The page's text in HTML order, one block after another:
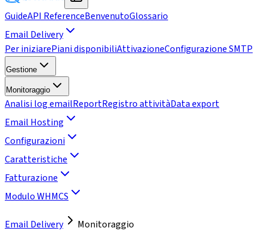
GuideAPI ReferenceBenvenutoGlossario
Email Delivery
Per iniziarePiani disponibiliAttivazioneConfigurazione SMTP
Gestione
Monitoraggio
Analisi log emailReportRegistro attivitàData export
Email Hosting
Configurazioni
Caratteristiche
Fatturazione
Modulo WHMCS
Email Delivery Monitoraggio